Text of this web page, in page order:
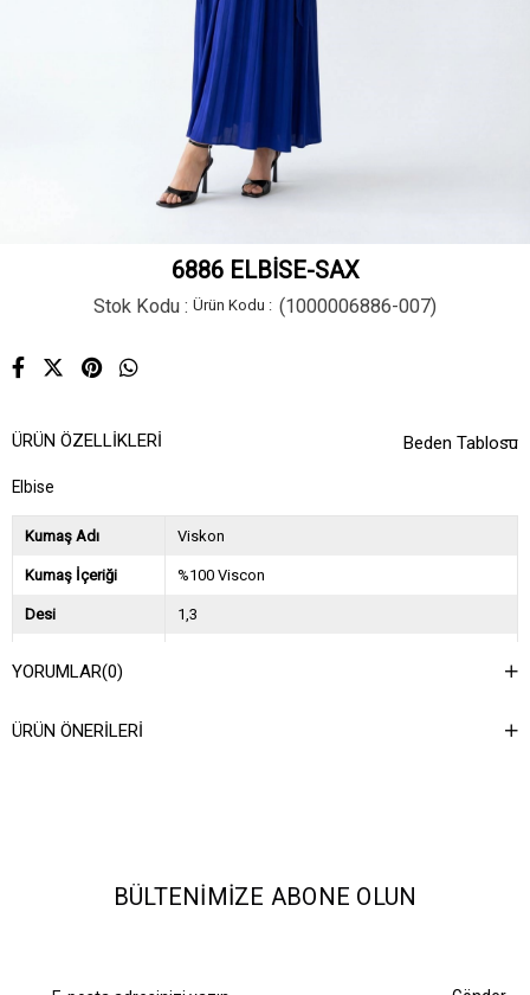
6886 ELBİSE-SAX
Stok Kodu (1000006886-007)
Beden Tablosu
ÜRÜN ÖZELLIKLERI
Elbise
Kumaş Adı Viskon
Kumaş İçeriği %100 Viscon
Desi 1,3
Asorti Bilgisi
YORUMLAR(0)
ÜRÜN ÖNERILERI
BÜLTENIMIZE ABONE OLUN